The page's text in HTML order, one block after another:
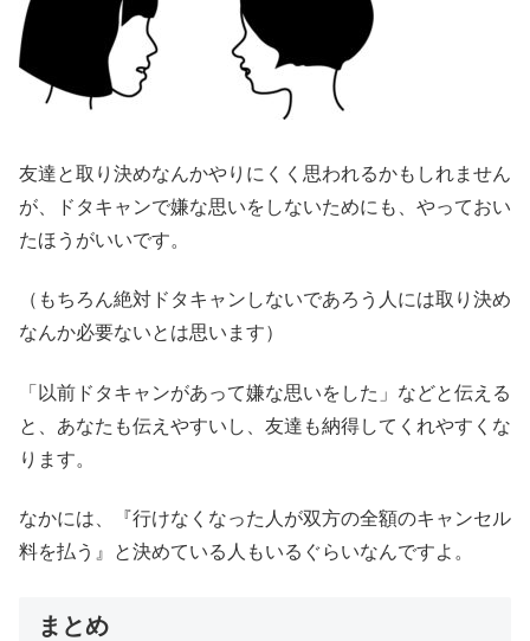
友達と取り決めなんかやりにくく思われるかもしれません
が、ドタキャンで嫌な思いをしないためにも、やっておい
たほうがいいです。
（もちろん絶対ドタキャンしないであろう人には取り決め
なんか必要ないとは思います）
「以前ドタキャンがあって嫌な思いをした」などと伝える
と、あなたも伝えやすいし、友達も納得してくれやすくな
ります。
なかには、『行けなくなった人が双方の全額のキャンセル
料を払う』と決めている人もいるぐらいなんですよ。
まとめ